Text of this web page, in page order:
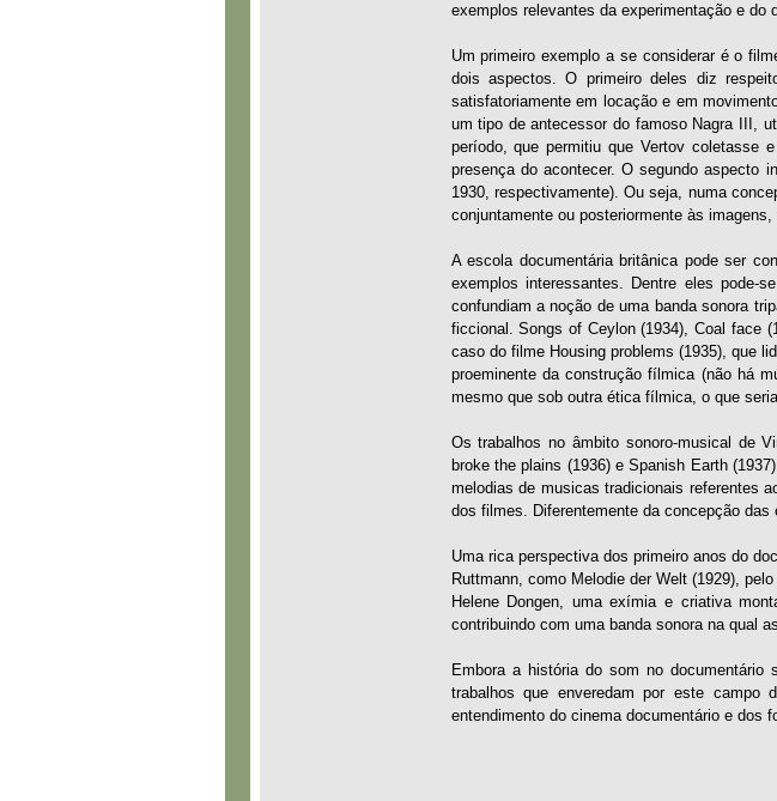
exemplos relevantes da experimentação e do
Um primeiro exemplo a se considerar é o
dois aspectos. O primeiro deles diz
satisfatoriamente em locação e em
um tipo de antecessor do famoso Nagra III,
período, que permitiu que Vertov coletasse
presença do acontecer. O segundo aspecto
1930, respectivamente). Ou seja, numa
conjuntamente ou posteriormente às
A escola documentária britânica pode ser
exemplos interessantes. Dentre eles pode-
confundiam a noção de uma banda sonora
ficcional. Songs of Ceylon (1934), Coal face
caso do filme Housing problems (1935), que
proeminente da construção fílmica (não há
mesmo que sob outra ética fílmica, o que
Os trabalhos no âmbito sonoro-musical de
broke the plains (1936) e Spanish Earth
melodias de musicas tradicionais referentes
dos filmes. Diferentemente da concepção
Uma rica perspectiva dos primeiro anos do
Ruttmann, como Melodie der Welt (1929),
Helene Dongen, uma exímia e criativa
contribuindo com uma banda sonora na qual
Embora a história do som no
trabalhos que enveredam por este campo
entendimento do cinema documentário e dos